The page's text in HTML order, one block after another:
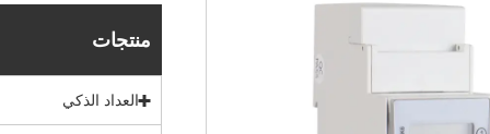
منتجات
العداد الذكي